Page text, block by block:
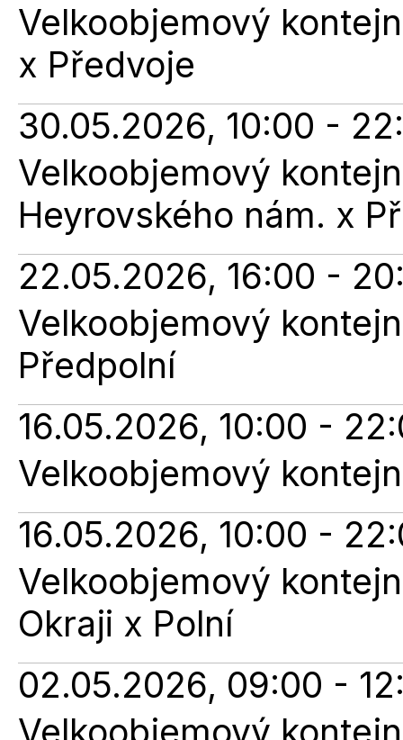
Velkoobjemový
x Předvoje
30.05.2026, 10:00 -
Velkoobjemový
Heyrovského nám. x
22.05.2026, 16:00 -
Velkoobjemový
Předpolní
16.05.2026, 10:00 -
Velkoobjemový
16.05.2026, 10:00 -
Velkoobjemový
Okraji x Polní
02.05.2026, 09:00 -
Velkoobjemový